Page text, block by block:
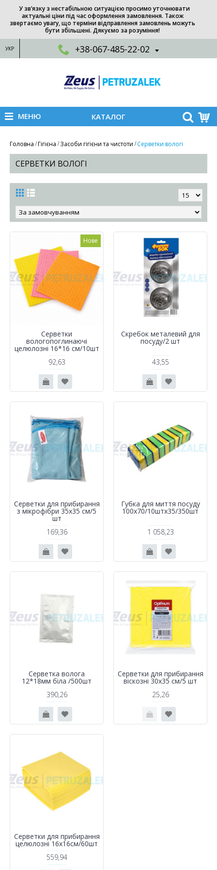
У зв’язку з нестабільною ситуацією просимо уточнювати
актуальні ціни під час оформлення замовлення. Також
звертаємо увагу, що терміни відправлення замовлень можуть
бути збільшені. Дякуємо за розуміння!
УКР +38-067-485-22-02
МЕНЮ КАТАЛОГ
Головна Гігієна Засоби гігієни та чистоти Серветки вологі
СЕРВЕТКИ ВОЛОГІ
Нове
Серветки
вологопоглинаючі
целюлозні 16*16 см/10шт
92,63
Скребок металевий для
посуду/2 шт
43,55
Серветки для прибирання
з мікрофібри 35х35 см/5
шт
169,36
Губка для миття посуду
100х70/10штх35/350шт
1 058,23
Серветка волога
12*18мм біла /500шт
390,26
Серветки для прибирання
віскозні 30х35 см/5 шт
25,26
Серветки для прибирання
целюлозні 16х16см/60шт
559,94